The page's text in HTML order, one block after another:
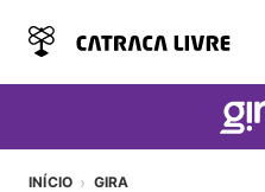
INÍCIO GIRA